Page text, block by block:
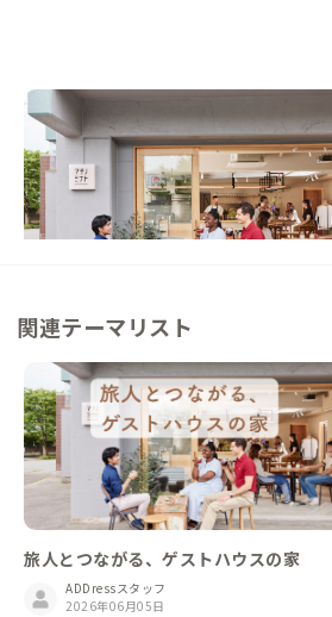
NEW 秋田A邸
秋田県 ゲストハウス
【秋田駅からバス10分】カフェとコワーキ
ング併設、ゆるやかな交流のある家
この家からの距離 0km
関連テーマリスト
旅人とつながる、ゲストハウスの家
ADDressスタッフ
2026年06月05日